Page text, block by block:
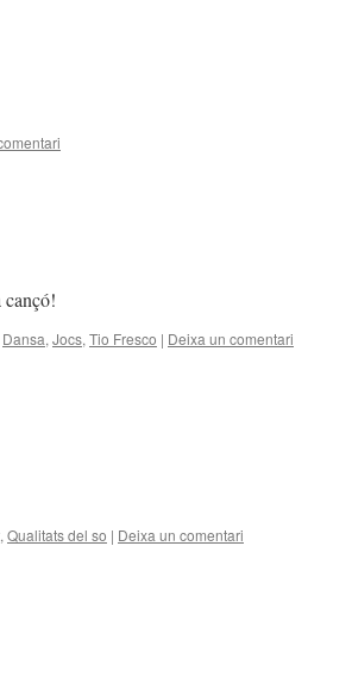
cançó!
Dansa, Jocs, Tio Fresco | Deixa un comentari
, Qualitats del so | Deixa un comentari